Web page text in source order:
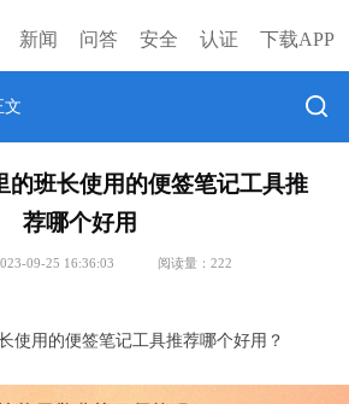
新闻 问答 安全 认证 下载APP
的班长使用的便签笔记工具推
荐哪个好用
09-25 16:36:03 阅读量： 222
使用的便签笔记工具推荐哪个好用？